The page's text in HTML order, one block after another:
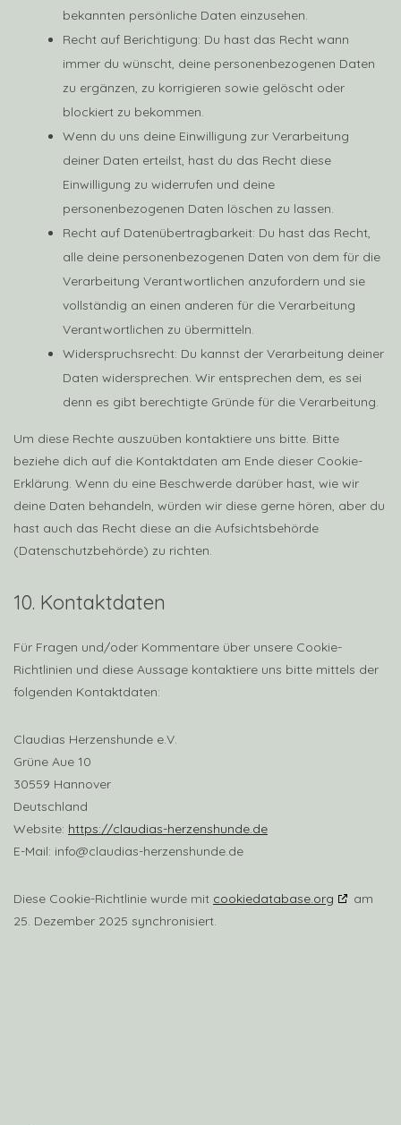
bekannten persönliche Daten einzusehen.
Recht auf Berichtigung: Du hast das Recht wann
immer du wünscht, deine personenbezogenen Daten
zu ergänzen, zu korrigieren sowie gelöscht oder
blockiert zu bekommen.
Wenn du uns deine Einwilligung zur Verarbeitung
deiner Daten erteilst, hast du das Recht diese
Einwilligung zu widerrufen und deine
personenbezogenen Daten löschen zu lassen.
Recht auf Datenübertragbarkeit: Du hast das Recht,
alle deine personenbezogenen Daten von dem für die
Verarbeitung Verantwortlichen anzufordern und sie
vollständig an einen anderen für die Verarbeitung
Verantwortlichen zu übermitteln.
Widerspruchsrecht: Du kannst der Verarbeitung deiner
Daten widersprechen. Wir entsprechen dem, es sei
denn es gibt berechtigte Gründe für die Verarbeitung.
Um diese Rechte auszuüben kontaktiere uns bitte. Bitte
beziehe dich auf die Kontaktdaten am Ende dieser Cookie-
Erklärung. Wenn du eine Beschwerde darüber hast, wie wir
deine Daten behandeln, würden wir diese gerne hören, aber du
hast auch das Recht diese an die Aufsichtsbehörde
(Datenschutzbehörde) zu richten.
10. Kontaktdaten
Für Fragen und/oder Kommentare über unsere Cookie-
Richtlinien und diese Aussage kontaktiere uns bitte mittels der
folgenden Kontaktdaten:
Claudias Herzenshunde e.V.
Grüne Aue 10
30559 Hannover
Deutschland
Website: https://claudias-herzenshunde.de
E-Mail: info@claudias-herzenshunde.de
Diese Cookie-Richtlinie wurde mit cookiedatabase.org
am
25. Dezember 2025 synchronisiert.